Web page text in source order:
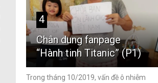
4
Chân dung fanpage
“Hành tinh Titanic” (P1)
Trong tháng 10/2019, vấn đề ô nhiễm